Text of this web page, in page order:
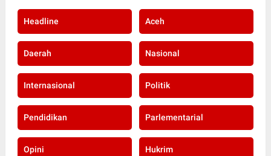
Headline Aceh
Daerah Nasional
Internasional Politik
Pendidikan Parlementarial
Opini Hukrim